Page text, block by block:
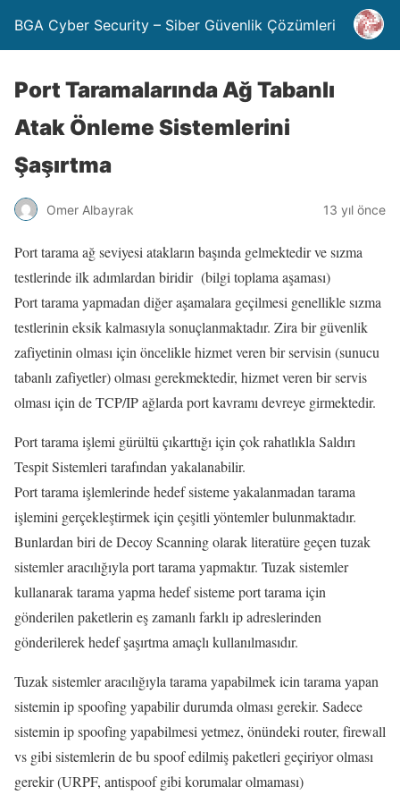
BGA Cyber Security – Siber Güvenlik Çözümleri
Port Taramalarında Ağ Tabanlı
Atak Önleme Sistemlerini
Şaşırtma
Omer Albayrak 13 yıl önce
Port tarama ağ seviyesi atakların başında gelmektedir ve sızma
testlerinde ilk adımlardan biridir (bilgi toplama aşaması)
Port tarama yapmadan diğer aşamalara geçilmesi genellikle sızma
testlerinin eksik kalmasıyla sonuçlanmaktadır. Zira bir güvenlik
zafiyetinin olması için öncelikle hizmet veren bir servisin (sunucu
tabanlı zafiyetler) olması gerekmektedir, hizmet veren bir servis
olması için de TCP/IP ağlarda port kavramı devreye girmektedir.
Port tarama işlemi gürültü çıkarttığı için çok rahatlıkla Saldırı
Tespit Sistemleri tarafından yakalanabilir.
Port tarama işlemlerinde hedef sisteme yakalanmadan tarama
işlemini gerçekleştirmek için çeşitli yöntemler bulunmaktadır.
Bunlardan biri de Decoy Scanning olarak literatüre geçen tuzak
sistemler aracılığıyla port tarama yapmaktır. Tuzak sistemler
kullanarak tarama yapma hedef sisteme port tarama için
gönderilen paketlerin eş zamanlı farklı ip adreslerinden
gönderilerek hedef şaşırtma amaçlı kullanılmasıdır.
Tuzak sistemler aracılığıyla tarama yapabilmek icin tarama yapan
sistemin ip spoofing yapabilir durumda olması gerekir. Sadece
sistemin ip spoofing yapabilmesi yetmez, önündeki router, firewall
vs gibi sistemlerin de bu spoof edilmiş paketleri geçiriyor olması
gerekir (URPF, antispoof gibi korumalar olmaması)